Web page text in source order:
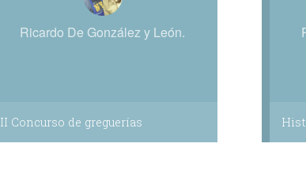
Ricardo De González y León.
II Concurso de greguerías